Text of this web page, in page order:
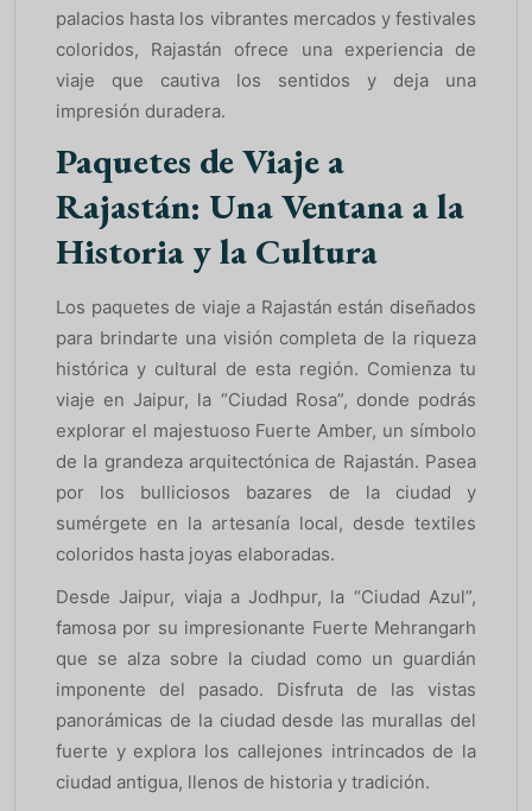
palacios hasta los vibrantes mercados y festivales
coloridos, Rajastán ofrece una experiencia de
viaje que cautiva los sentidos y deja una
impresión duradera.
Paquetes de Viaje a
Rajastán: Una Ventana a la
Historia y la Cultura
Los paquetes de viaje a Rajastán están diseñados
para brindarte una visión completa de la riqueza
histórica y cultural de esta región. Comienza tu
viaje en Jaipur, la “Ciudad Rosa”, donde podrás
explorar el majestuoso Fuerte Amber, un símbolo
de la grandeza arquitectónica de Rajastán. Pasea
por los bulliciosos bazares de la ciudad y
sumérgete en la artesanía local, desde textiles
coloridos hasta joyas elaboradas.
Desde Jaipur, viaja a Jodhpur, la “Ciudad Azul”,
famosa por su impresionante Fuerte Mehrangarh
que se alza sobre la ciudad como un guardián
imponente del pasado. Disfruta de las vistas
panorámicas de la ciudad desde las murallas del
fuerte y explora los callejones intrincados de la
ciudad antigua, llenos de historia y tradición.